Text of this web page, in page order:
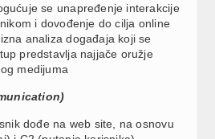
se unapređenje interakcije
i dovođenje do cilja online
analiza događaja koji se
predstavlja najjače oružje
medijuma
dođe na web site, na osnovu